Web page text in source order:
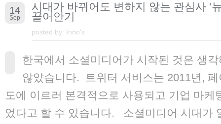
14
Sep
시대가 바뀌어도 변하지 않는 관심사 ‘
끌어안기
posted by: Inno's
한국에서 소셜미디어가 시작된 것은 생
않았습니다. 트위터 서비스는 2011년,
도에 이르러 본격적으로 사용되고 기업 마케
었다고 할 수 있습니다. 소셜미디어 시대가